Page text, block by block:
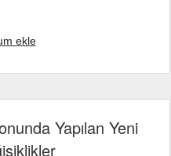
ekle
Yapılan Yeni